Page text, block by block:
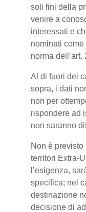
soli fini della
venire a
interessati e
nominati
norma
Al di fuori dei
sopra, i dati
non per
rispondere ad
non saranno
Non è
territori Extra-
l’esigenza,
specifica; nel
destinazione
decisione di